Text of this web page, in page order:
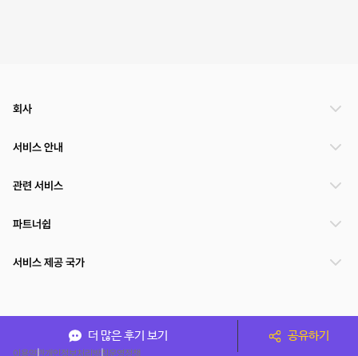
더 많은 후기 보기 공유하기
회사
서비스 안내
관련 서비스
파트너쉽
서비스 제공 국가
이용약관개인정보처리방침운영정책